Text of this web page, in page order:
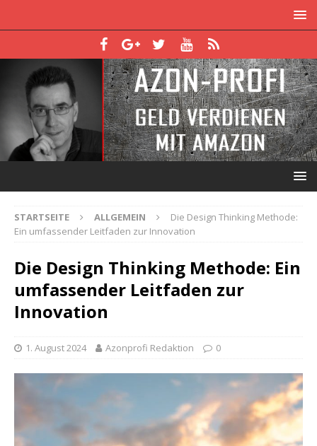
STARTSEITE ALLGEMEIN
Die Design Thinking Methode:
Ein umfassender Leitfaden zur Innovation
Die Design Thinking Methode: Ein
umfassender Leitfaden zur
Innovation
1. August 2024 Azonprofi Redaktion 0